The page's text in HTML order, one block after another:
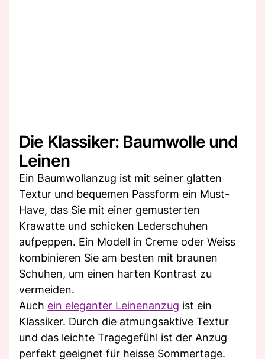
Die Klassiker: Baumwolle und
Leinen
Ein Baumwollanzug ist mit seiner glatten
Textur und bequemen Passform ein Must-
Have, das Sie mit einer gemusterten
Krawatte und schicken Lederschuhen
aufpeppen. Ein Modell in Creme oder Weiss
kombinieren Sie am besten mit braunen
Schuhen, um einen harten Kontrast zu
vermeiden.
Auch ein eleganter Leinenanzug ist ein
Klassiker. Durch die atmungsaktive Textur
und das leichte Tragegefühl ist der Anzug
perfekt geeignet für heisse Sommertage.